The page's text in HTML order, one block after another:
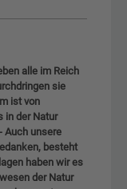
alle im Reich
sie
ist von
in der Natur
Auch unsere
besteht
haben wir es
der Natur